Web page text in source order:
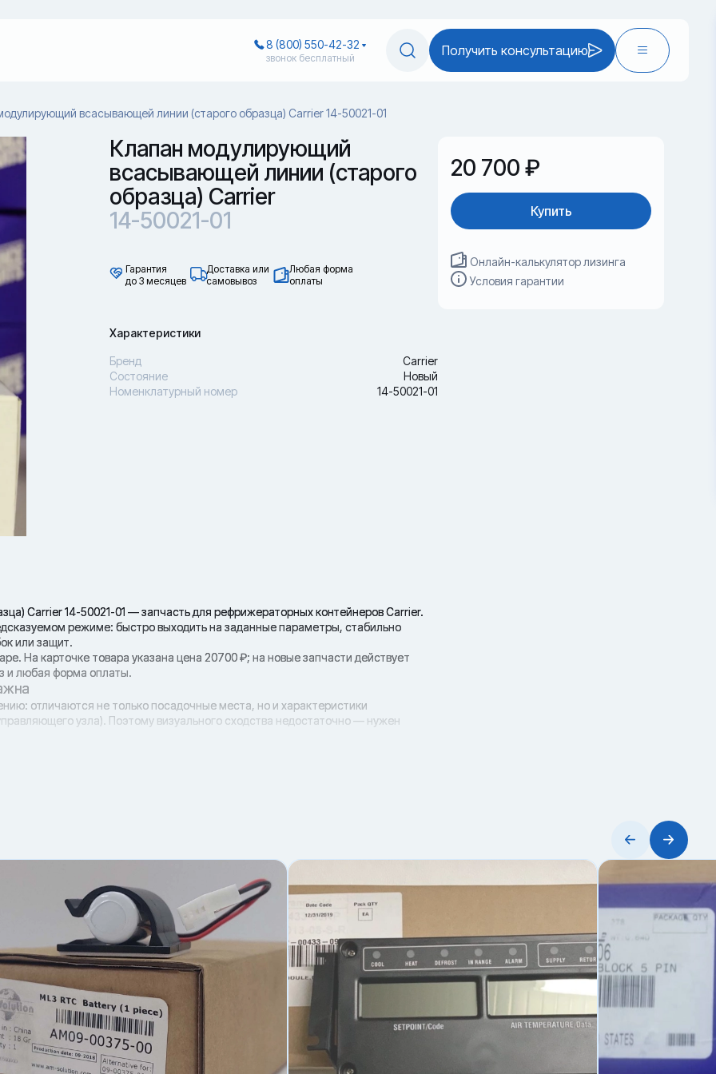
8 (800) 550-42-32
звонок бесплатный Получить консультацию
всасывающей линии (старого образца) Carrier 14-50021-01
Клапан модулирующий
всасывающей линии (старого
образца) Carrier
14-50021-01
Гарантия
до 3 месяцев
Доставка или
самовывоз
Любая форма
оплаты
Характеристики
Бренд
Carrier
Состояние
Новый
Номенклатурный номер
14-50021-01
20 700 ₽
Купить
Онлайн-калькулятор лизинга
Условия гарантии
Carrier 14-50021-01 — запчасть для рефрижераторных контейнеров Carrier.
режиме: быстро выходить на заданные параметры, стабильно
или защит.
На карточке товара указана цена 20700 ₽; на новые запчасти действует
и любая форма оплаты.
отличаются не только посадочные места, но и характеристики
узла). Поэтому визуального сходства недостаточно — нужен
по похожему названию. Даже у одной и той же детали могут быть разные
ориентируйтесь на точный номенклатурный номер 14-50021-01 и
шильдика установки и фото узла — это обычно быстрее, чем возврат и
всасывающей линии (старого образца) Carrier 14-
через косвенные симптомы: нестабильная работа, ошибки по цепям/
усиление вибраций или отказ реакции на управление (в зависимости от
состояние проводки) не помогает, замену детали по артикулу
быстро и точно. Покупка по артикулу снижает риск несовместимости, а
без сюрпризов. Чтобы уточнить наличие и актуальную цену в в Самаре,